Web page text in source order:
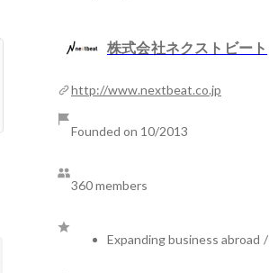
株式会社ネクストビート
http://www.nextbeat.co.jp
Founded on 10/2013
360 members
Expanding business abroad /